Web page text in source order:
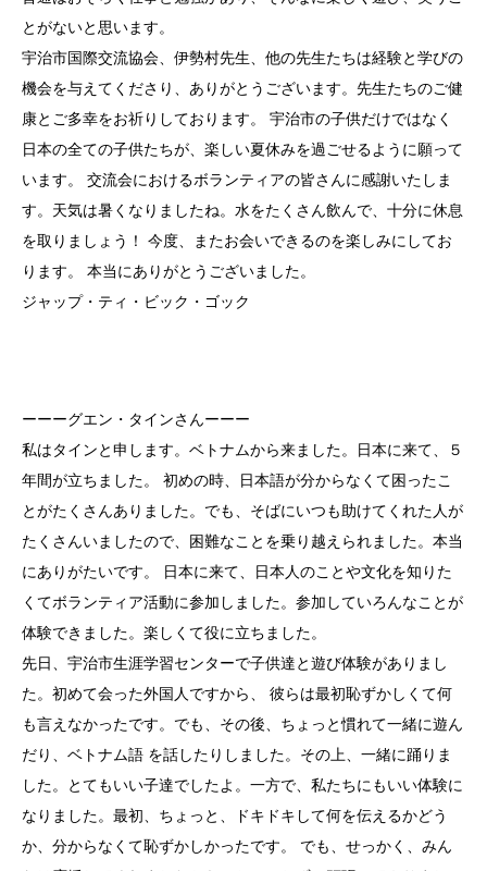
とがないと思います。
宇治市国際交流協会、伊勢村先生、他の先生たちは経験と学びの
機会を与えてくださり、ありがとうございます。先生たちのご健
康とご多幸をお祈りしております。 宇治市の子供だけではなく
日本の全ての子供たちが、楽しい夏休みを過ごせるように願って
います。 交流会におけるボランティアの皆さんに感謝いたしま
す。天気は暑くなりましたね。水をたくさん飲んで、十分に休息
を取りましょう！ 今度、またお会いできるのを楽しみにしてお
ります。 本当にありがとうございました。
ジャップ・ティ・ビック・ゴック
ーーーグエン・タインさんーーー
私はタインと申します。ベトナムから来ました。日本に来て、５
年間が立ちました。 初めの時、日本語が分からなくて困ったこ
とがたくさんありました。でも、そばにいつも助けてくれた人が
たくさんいましたので、困難なことを乗り越えられました。本当
にありがたいです。 日本に来て、日本人のことや文化を知りた
くてボランティア活動に参加しました。参加していろんなことが
体験できました。楽しくて役に立ちました。
先日、宇治市生涯学習センターで子供達と遊び体験がありまし
た。初めて会った外国人ですから、 彼らは最初恥ずかしくて何
も言えなかったです。でも、その後、ちょっと慣れて一緒に遊ん
だり、ベトナム語 を話したりしました。その上、一緒に踊りま
した。とてもいい子達でしたよ。一方で、私たちにもいい体験に
なりました。最初、ちょっと、ドキドキして何を伝えるかどう
か、分からなくて恥ずかしかったです。 でも、せっかく、みん